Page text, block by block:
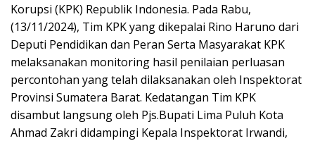
Korupsi (KPK) Republik Indonesia. Pada Rabu,
(13/11/2024), Tim KPK yang dikepalai Rino Haruno dari
Deputi Pendidikan dan Peran Serta Masyarakat KPK
melaksanakan monitoring hasil penilaian perluasan
percontohan yang telah dilaksanakan oleh Inspektorat
Provinsi Sumatera Barat. Kedatangan Tim KPK
disambut langsung oleh Pjs.Bupati Lima Puluh Kota
Ahmad Zakri didampingi Kepala Inspektorat Irwandi,